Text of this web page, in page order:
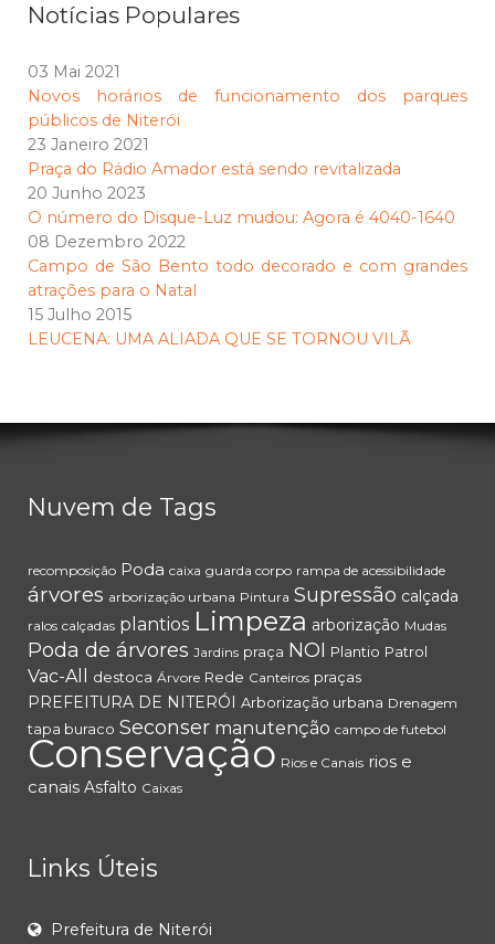
Notícias Populares
03 Mai 2021
Novos horários de funcionamento dos parques
públicos de Niterói
23 Janeiro 2021
Praça do Rádio Amador está sendo revitalizada
20 Junho 2023
O número do Disque-Luz mudou: Agora é 4040-1640
08 Dezembro 2022
Campo de São Bento todo decorado e com grandes
atrações para o Natal
15 Julho 2015
LEUCENA: UMA ALIADA QUE SE TORNOU VILÃ
Nuvem de Tags
recomposição Poda caixa guarda corpo rampa de acessibilidade
árvores arborização urbana Pintura Supressão calçada
ralos calçadas plantios Limpeza arborização Mudas
Poda de árvores Jardins praça NOI Plantio Patrol
Vac-All destoca Árvore Rede Canteiros praças
PREFEITURA DE NITERÓI Arborização urbana Drenagem
tapa buraco Seconser manutenção campo de futebol
Conservação Rios e Canais rios e
canais Asfalto Caixas
Links Úteis
Prefeitura de Niterói